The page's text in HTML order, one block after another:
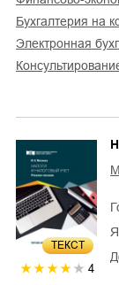
бухгалтерия на
электронная
ТЕКСТ
4